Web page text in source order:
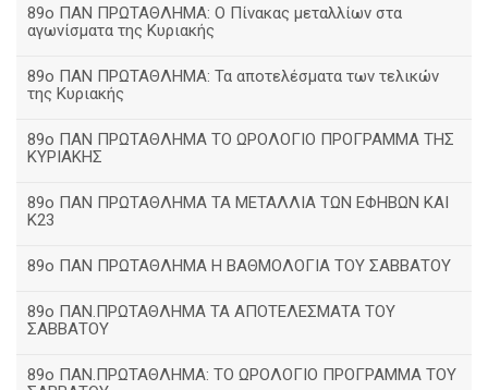
89ο ΠΑΝ ΠΡΩΤΑΘΛΗΜΑ: Ο Πίνακας μεταλλίων στα
αγωνίσματα της Κυριακής
89ο ΠΑΝ ΠΡΩΤΑΘΛΗΜΑ: Τα αποτελέσματα των τελικών
της Κυριακής
89ο ΠΑΝ ΠΡΩΤΑΘΛΗΜΑ ΤΟ ΩΡΟΛΟΓΙΟ ΠΡΟΓΡΑΜΜΑ ΤΗΣ
ΚΥΡΙΑΚΗΣ
89ο ΠΑΝ ΠΡΩΤΑΘΛΗΜΑ ΤΑ ΜΕΤΑΛΛΙΑ ΤΩΝ ΕΦΗΒΩΝ ΚΑΙ
Κ23
89ο ΠΑΝ ΠΡΩΤΑΘΛΗΜΑ Η ΒΑΘΜΟΛΟΓΙΑ ΤΟΥ ΣΑΒΒΑΤΟΥ
89ο ΠΑΝ.ΠΡΩΤΑΘΛΗΜΑ ΤΑ ΑΠΟΤΕΛΕΣΜΑΤΑ ΤΟΥ
ΣΑΒΒΑΤΟΥ
89ο ΠΑΝ.ΠΡΩΤΑΘΛΗΜΑ: ΤΟ ΩΡΟΛΟΓΙΟ ΠΡΟΓΡΑΜΜΑ ΤΟΥ